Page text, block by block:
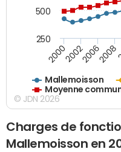
Mallemoisson
Moyenne
2000200220062008
250
500
© JDN 2026
Charges de
Mallemoisson en